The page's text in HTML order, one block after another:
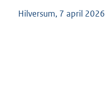
Hilversum, 7 april 2026